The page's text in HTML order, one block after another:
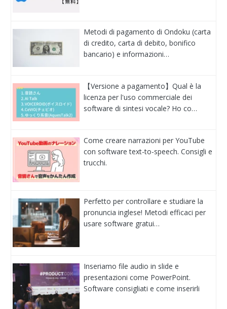
Metodi di pagamento di Ondoku (carta
di credito, carta di debito, bonifico
bancario) e informazioni…
【Versione a pagamento】Qual è la
licenza per l'uso commerciale dei
software di sintesi vocale? Ho co…
Come creare narrazioni per YouTube
con software text-to-speech. Consigli e
trucchi.
Perfetto per controllare e studiare la
pronuncia inglese! Metodi efficaci per
usare software gratui…
Inseriamo file audio in slide e
presentazioni come PowerPoint.
Software consigliati e come inserirli